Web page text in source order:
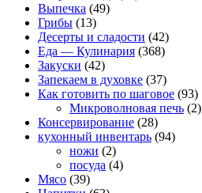
Выпечка (49)
Грибы (13)
Десерты и сладости (42)
Еда — Кулинария (368)
Закуски (42)
Запекаем в духовке (37)
Как готовить по шаговое (93)
Микроволновая печь (2)
Консервирование (28)
кухонный инвентарь (94)
ножи (2)
посуда (4)
Мясо (39)